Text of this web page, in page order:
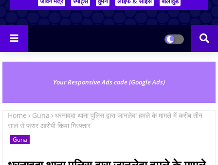
Your Responsive Ads code (Google Ads)
Home Guna
धरनावदा थाना पुलिस द्वारा जानलेवा हमले के मामले में करीब तीन
साल से फरार आरोपी किया गिरफ्तार
Guna